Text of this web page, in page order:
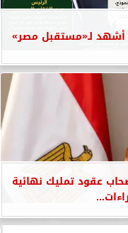
أشهد لـ«مستقبل مصر»
عقود تمليك نهائية